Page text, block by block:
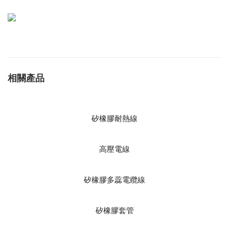
相關產品
矽橡膠耐熱線
高壓電線
矽橡膠多蕊電纜線
矽橡膠套管